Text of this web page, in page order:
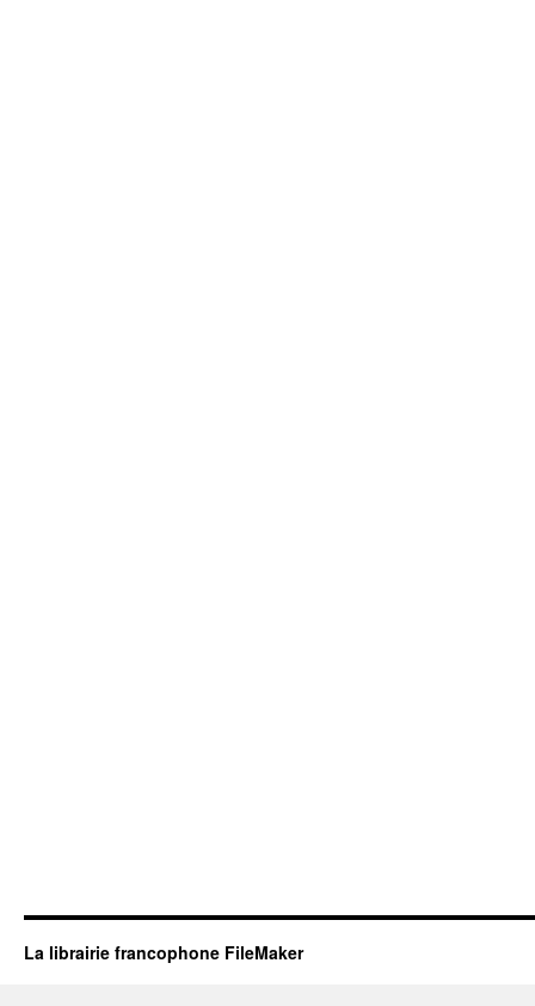
La librairie francophone FileMaker